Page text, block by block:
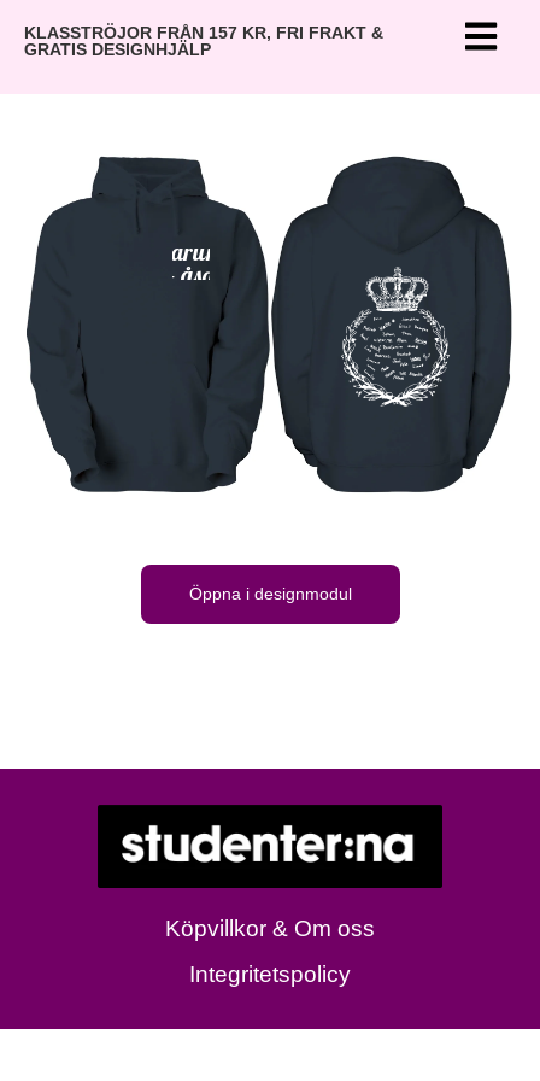
KLASSTRÖJOR FRÅN 157 KR, FRI FRAKT &
GRATIS DESIGNHJÄLP
”Darling”
- åsa
Öppna i designmodul
Köpvillkor & Om oss
Integritetspolicy